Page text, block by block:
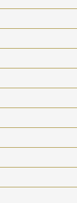
2026
🌟今泉の丘
2026
こども怪談ひ
丘で7/27開
約】
お知らせ 2026年
新鮮野菜詰め
7/16(木)お野
す！＆お葬式